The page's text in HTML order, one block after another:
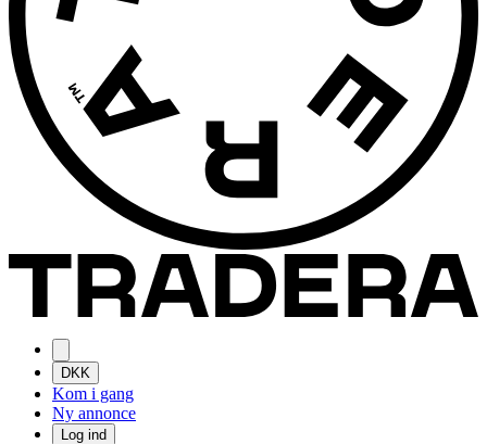
DKK
Kom i gang
Ny annonce
Log ind